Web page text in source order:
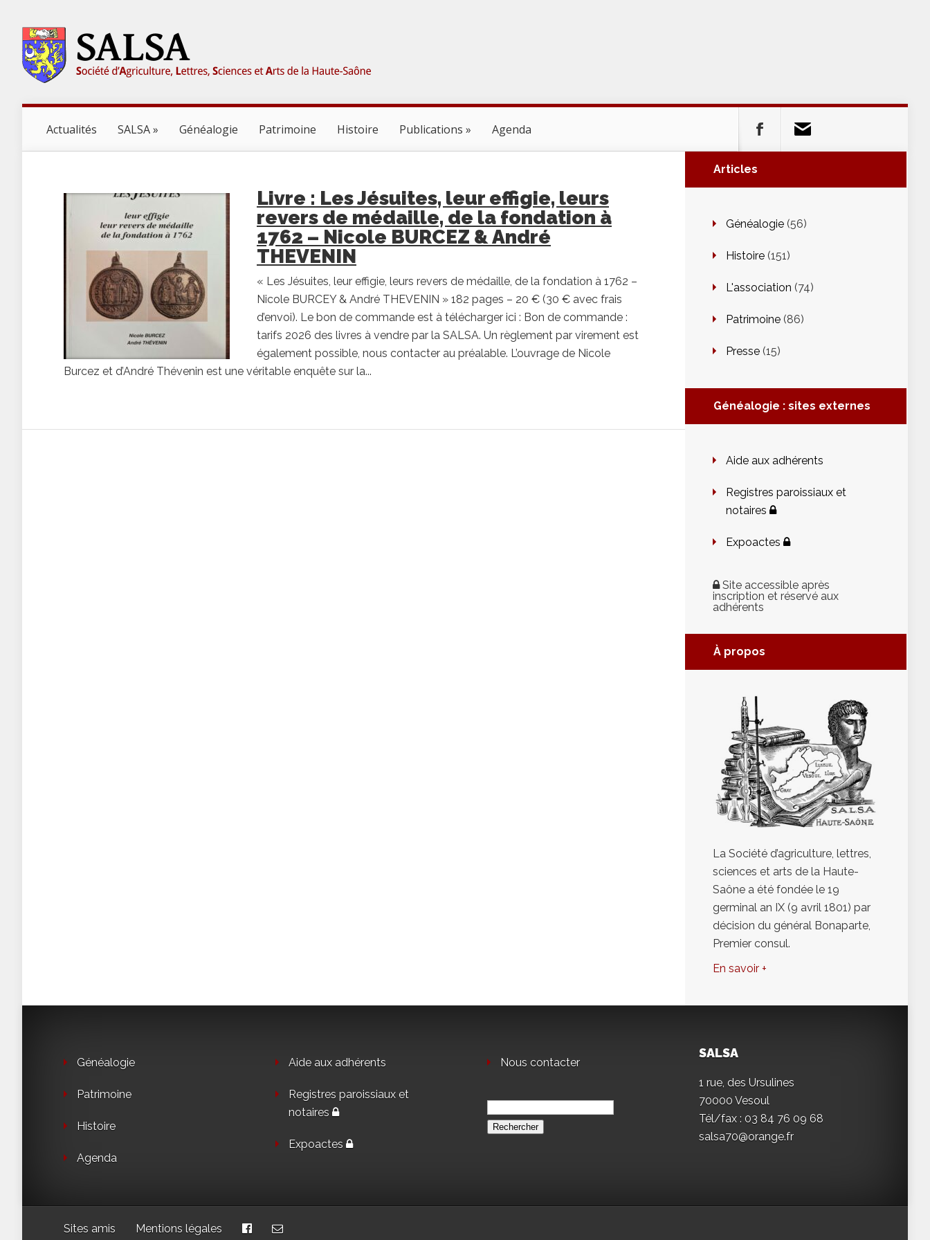
Actualités SALSA Généalogie Patrimoine Histoire Publications Agenda
Livre : Les Jésuites, leur effigie, leurs
revers de médaille, de la fondation à
1762 – Nicole BURCEZ & André
THEVENIN
« Les Jésuites, leur effigie, leurs revers de médaille, de la fondation à 1762 –
Nicole BURCEY & André THEVENIN » 182 pages – 20 € (30 € avec frais
d’envoi). Le bon de commande est à télécharger ici : Bon de commande :
tarifs 2026 des livres à vendre par la SALSA. Un règlement par virement est
également possible, nous contacter au préalable. L’ouvrage de Nicole
Burcez et d’André Thévenin est une véritable enquête sur la...
Articles
Généalogie (56)
Histoire (151)
L'association (74)
Patrimoine (86)
Presse (15)
Généalogie : sites externes
Aide aux adhérents
Registres paroissiaux et
notaires
Expoactes
Site accessible après
inscription et réservé aux
adhérents
À propos
La Société d’agriculture, lettres,
sciences et arts de la Haute-
Saône a été fondée le 19
germinal an IX (9 avril 1801) par
décision du général Bonaparte,
Premier consul.
En savoir +
Généalogie
Patrimoine
Histoire
Agenda
Aide aux adhérents
Registres paroissiaux et
notaires
Expoactes
Nous contacter
Rechercher :
SALSA
1 rue, des Ursulines
70000 Vesoul
Tél/fax : 03 84 76 09 68
salsa70@orange.fr
Sites amis Mentions légales